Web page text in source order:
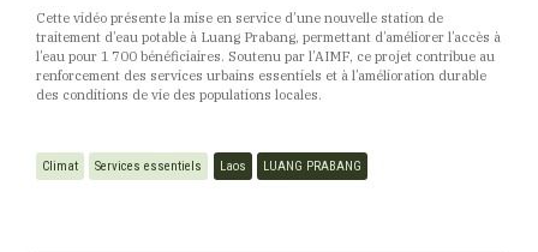
Cette vidéo présente la mise en service d’une nouvelle station de
traitement d’eau potable à Luang Prabang, permettant d’améliorer l’accès à
l’eau pour 1 700 bénéficiaires. Soutenu par l’AIMF, ce projet contribue au
renforcement des services urbains essentiels et à l’amélioration durable
des conditions de vie des populations locales.
Climat Services essentiels Laos LUANG PRABANG